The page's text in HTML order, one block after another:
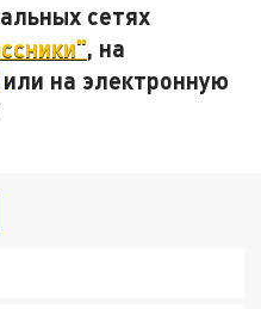
сетях
, на
или на электронную